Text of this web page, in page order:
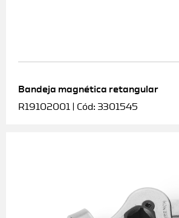
Bandeja magnética retangular
R19102001 | Cód: 3301545